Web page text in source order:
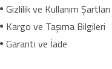
Gizlilik ve Kullanım Şartları
Kargo ve Taşıma Bilgileri
Garanti ve İade